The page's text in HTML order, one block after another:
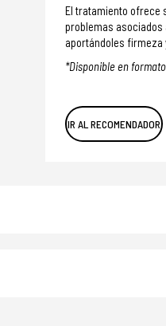
El tratamiento ofrece
problemas asociados
aportándoles firmeza
*Disponible en
IR AL RECOMENDADOR